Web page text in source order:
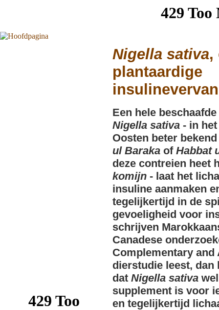
Nigella sativa,
plantaardige
Een hele
Nigella sativa - in
Oosten beter
ul Baraka of Habbat
deze contreien heet
komijn - laat het
insuline aanmaken
tegelijkertijd in de
gevoeligheid voor
schrijven
Canadese
Complementary
dierstudie leest,
dat Nigella sativa
supplement is voor
en tegelijkertijd